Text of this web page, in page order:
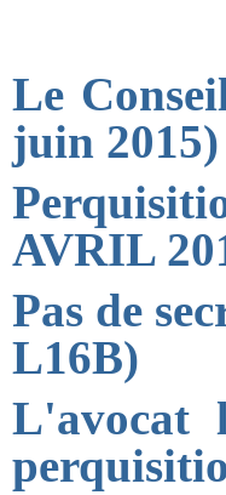
Le
juin 2015)
AVRIL
Pas de
L16B)
L'avocat